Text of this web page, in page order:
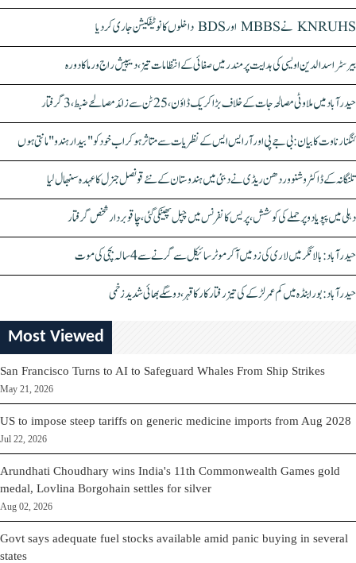
KNRUHS نے MBBS اور BDS داخلوں کا نوٹیفکیشن جاری کر دیا
بیرسٹر اسدالدین اویسی کی ہدایت پر مندر میں صفائی کے انتظامات تیز، دیپیش راج ورما کا دورہ
حیدرآباد میں ملاوٹی مصالحہ جات کے خلاف بڑا کریک ڈاؤن، 25 ٹن سے زائد مصالحے ضبط، 3 گرفتار
کنگنا رناوت کا بیان: بی جے پی اور آر ایس ایس کے نظریات سے متاثر ہو کر اب خود کو "بیدار ہندو" مانتی ہوں
تلنگانہ کے ڈاکٹر وشنو وردھن ریڈی نے دبئی میں ہندوستان کے نئے قونصل جنرل کا عہدہ سنبھال لیا
دہلی میں پپو یادو پر حملے کی کوشش، پریس کانفرنس میں چپل پھینکی گئی، چاقو بردار شخص گرفتار
حیدرآباد: بالا نگر میں لاری کی زد میں آکر موٹرسائیکل سے گرنے سے 4 سالہ بچی کی موت
حیدرآباد: بورابنڈہ میں کم عمر لڑکے کی تیز رفتار کار کا قہر، دو سگے بھائی شدید زخمی
Most Viewed
San Francisco Turns to AI to Safeguard Whales From Ship Strikes
May 21, 2026
US to impose steep tariffs on generic medicine imports from Aug 2028
Jul 22, 2026
Arundhati Choudhary wins India's 11th Commonwealth Games gold
medal, Lovlina Borgohain settles for silver
Aug 02, 2026
Govt says adequate fuel stocks available amid panic buying in several
states